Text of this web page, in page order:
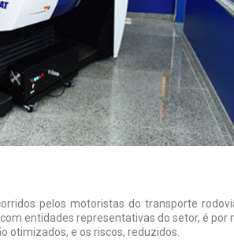
pelos motoristas do transporte
entidades representativas do setor, é por
otimizados, e os riscos, reduzidos.